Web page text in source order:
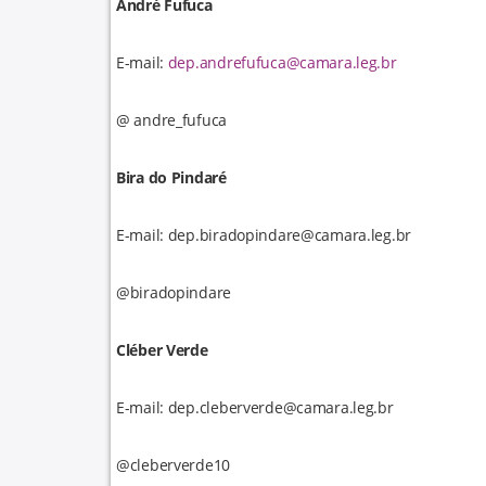
André Fufuca
E-mail: dep.andrefufuca@camara.leg.br
@ andre_fufuca
Bira do Pindaré
E-mail: dep.biradopindare@camara.leg.br
@biradopindare
Cléber Verde
E-mail: dep.cleberverde@camara.leg.br
@cleberverde10